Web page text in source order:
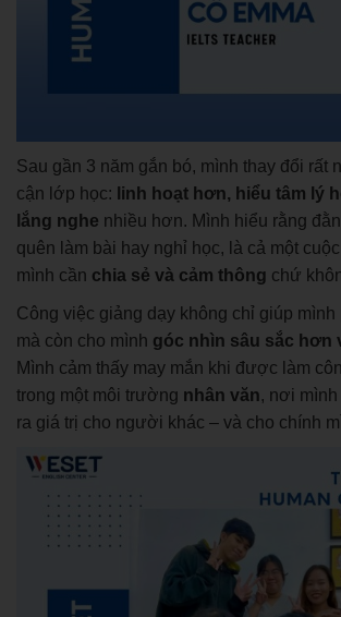
Sau gần 3 năm gắn bó, mình thay đổi rất
cận lớp học: linh hoạt hơn, hiểu tâm lý
lắng nghe nhiều hơn. Mình hiểu rằng
quên làm bài hay nghỉ học, là cả một
mình cần chia sẻ và cảm thông chứ
Công việc giảng dạy không chỉ giúp mình
mà còn cho mình góc nhìn sâu sắc hơn
Mình cảm thấy may mắn khi được làm
trong một môi trường nhân văn, nơi
ra giá trị cho người khác – và cho chính